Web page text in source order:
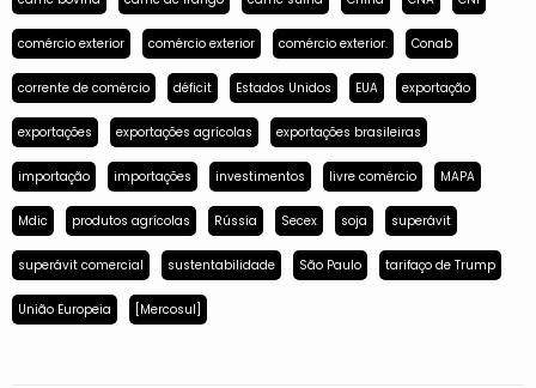
comércio exterior comércio exterior comércio exterior. Conab
corrente de comércio déficit Estados Unidos EUA exportação
exportações exportações agrícolas exportações brasileiras
importação importações investimentos livre comércio MAPA
Mdic produtos agrícolas Rússia Secex soja superávit
superávit comercial sustentabilidade São Paulo tarifaço de Trump
União Europeia [Mercosul]